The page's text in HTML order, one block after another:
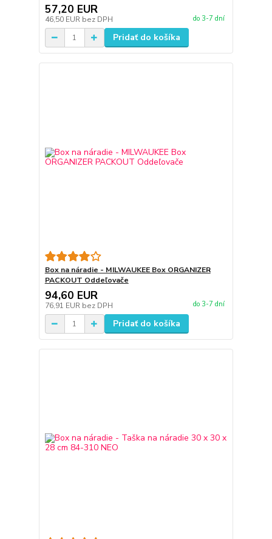
57,20 EUR
46,50 EUR bez DPH do 3-7 dní
Pridať do košíka
Box na náradie - MILWAUKEE Box ORGANIZER
PACKOUT Oddeľovače
94,60 EUR
76,91 EUR bez DPH do 3-7 dní
Pridať do košíka